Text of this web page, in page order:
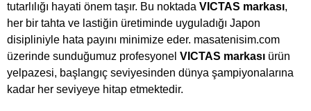
tutarlılığı hayati önem taşır. Bu noktada VICTAS markası,
her bir tahta ve lastiğin üretiminde uyguladığı Japon
disipliniyle hata payını minimize eder. masatenisim.com
üzerinde sunduğumuz profesyonel VICTAS markası ürün
yelpazesi, başlangıç seviyesinden dünya şampiyonalarına
kadar her seviyeye hitap etmektedir.